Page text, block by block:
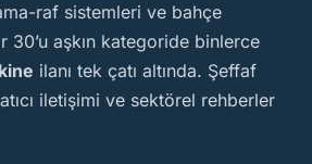
raf sistemleri ve bahçe
30’u aşkın kategoride binlerce
ilanı tek çatı altında. Şeffaf
iletişimi ve sektörel rehberler